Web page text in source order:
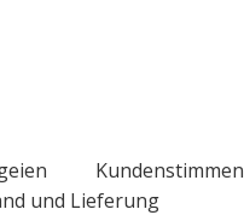
Kundenstimmen
und Lieferung